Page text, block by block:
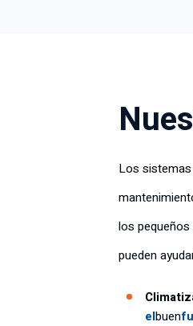
Los sistemas
los
pueden
elbuen